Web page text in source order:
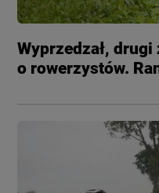
Wyprzedzał, drugi
o rowerzystów.